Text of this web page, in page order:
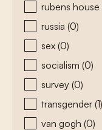
rubens house
russia (0)
sex (0)
socialism (0)
survey (0)
transgender (1)
van gogh (0)